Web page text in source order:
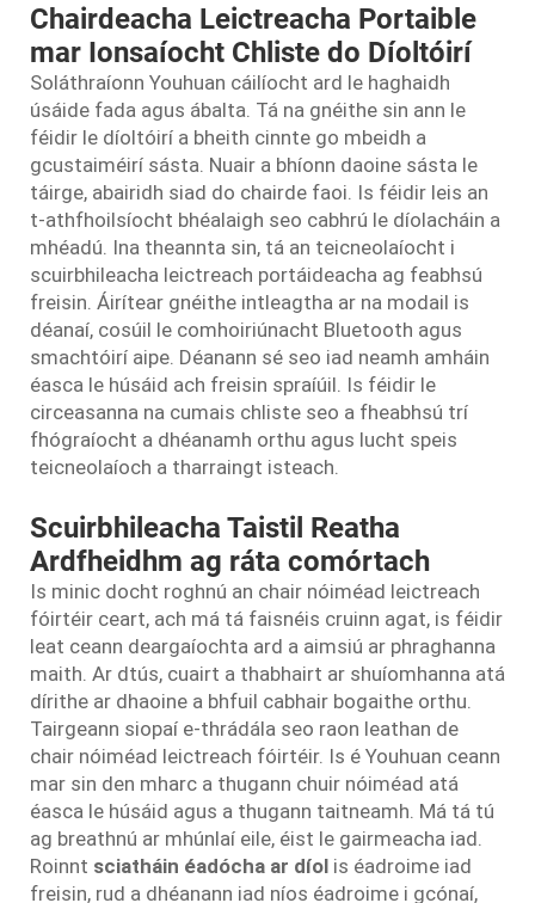
Chairdeacha Leictreacha Portaible
mar Ionsaíocht Chliste do Díoltóirí
Soláthraíonn Youhuan cáilíocht ard le haghaidh
úsáide fada agus ábalta. Tá na gnéithe sin ann le
féidir le díoltóirí a bheith cinnte go mbeidh a
gcustaiméirí sásta. Nuair a bhíonn daoine sásta le
táirge, abairidh siad do chairde faoi. Is féidir leis an
t-athfhoilsíocht bhéalaigh seo cabhrú le díolacháin a
mhéadú. Ina theannta sin, tá an teicneolaíocht i
scuirbhileacha leictreach portáideacha ag feabhsú
freisin. Áirítear gnéithe intleagtha ar na modail is
déanaí, cosúil le comhoiriúnacht Bluetooth agus
smachtóirí aipe. Déanann sé seo iad neamh amháin
éasca le húsáid ach freisin spraíúil. Is féidir le
circeasanna na cumais chliste seo a fheabhsú trí
fhógraíocht a dhéanamh orthu agus lucht speis
teicneolaíoch a tharraingt isteach.
Scuirbhileacha Taistil Reatha
Ardfheidhm ag ráta comórtach
Is minic docht roghnú an chair nóiméad leictreach
fóirtéir ceart, ach má tá faisnéis cruinn agat, is féidir
leat ceann deargaíochta ard a aimsiú ar phraghanna
maith. Ar dtús, cuairt a thabhairt ar shuíomhanna atá
dírithe ar dhaoine a bhfuil cabhair bogaithe orthu.
Tairgeann siopaí e-thrádála seo raon leathan de
chair nóiméad leictreach fóirtéir. Is é Youhuan ceann
mar sin den mharc a thugann chuir nóiméad atá
éasca le húsáid agus a thugann taitneamh. Má tá tú
ag breathnú ar mhúnlaí eile, éist le gairmeacha iad.
Roinnt sciatháin éadócha ar díol is éadroime iad
freisin, rud a dhéanann iad níos éadroime i gcónaí,